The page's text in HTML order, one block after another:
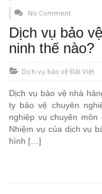
No Comment
Dịch vụ bảo
ninh thế nào?
Dịch vụ bảo vệ Đất Việt
Dịch vụ bảo vệ nhà
ty bảo vệ chuyên
nghiệp vụ chuyên
Nhiệm vụ của dịch vụ
hình […]